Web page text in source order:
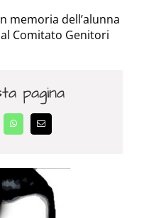
memoria dell’alunna
Comitato Genitori
pagina
WhatsAppEmail